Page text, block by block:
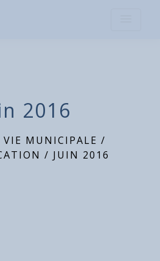
2016
VIE MUNICIPALE /
/ JUIN 2016